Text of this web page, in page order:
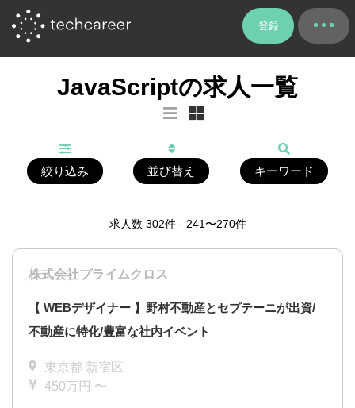
登録
JavaScriptの求人一覧
絞り込み 並び替え キーワード
求人数 302件 - 241〜270件
株式会社プライムクロス
【 WEBデザイナー 】野村不動産とセプテーニが出資/
不動産に特化/豊富な社内イベント
東京都 新宿区
450万円 〜